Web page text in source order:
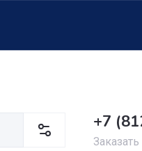
+7